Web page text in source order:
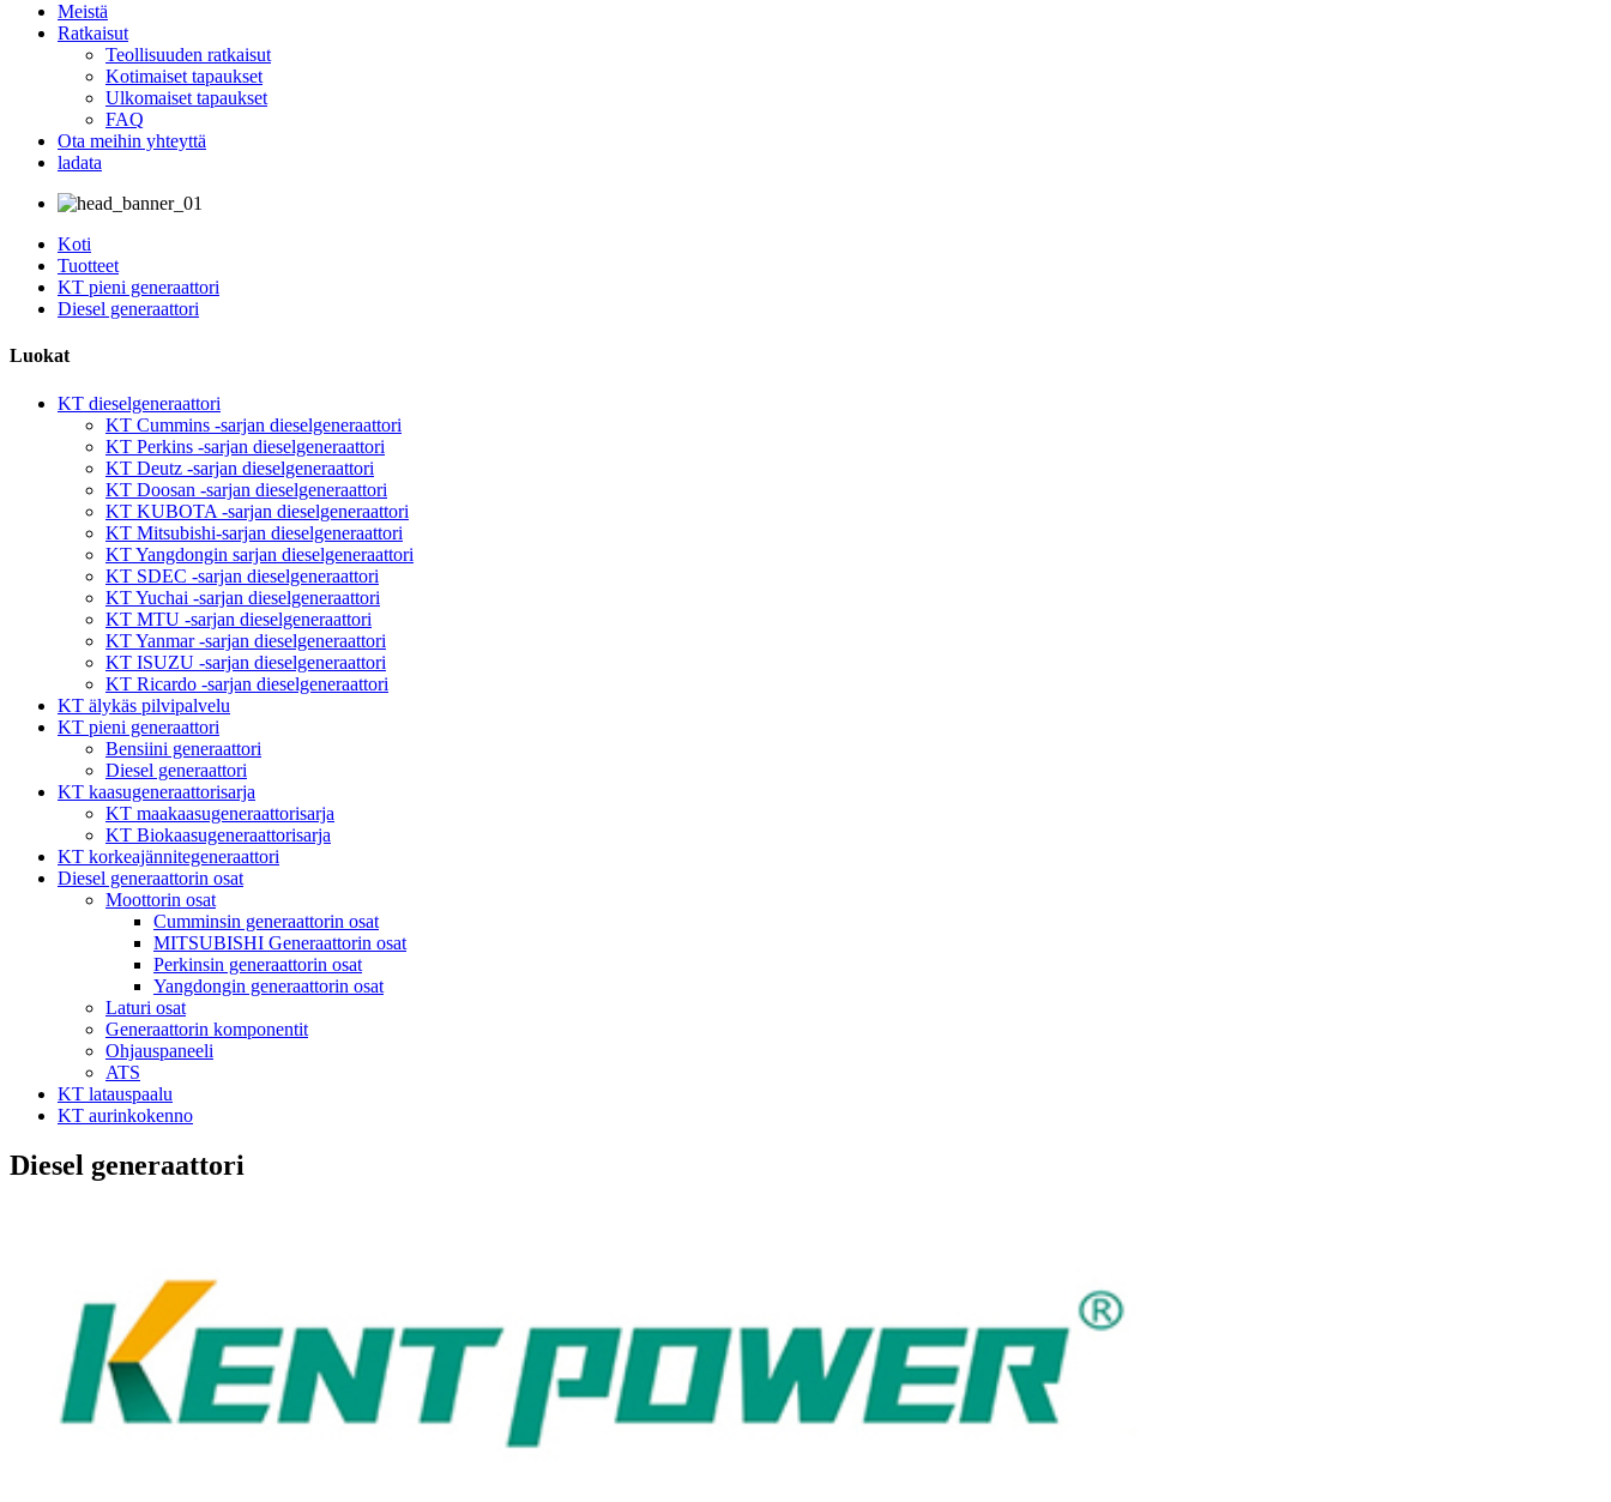
Meistä
Ratkaisut
Teollisuuden ratkaisut
Kotimaiset tapaukset
Ulkomaiset tapaukset
FAQ
Ota meihin yhteyttä
ladata
Koti
Tuotteet
KT pieni generaattori
Diesel generaattori
Luokat
KT dieselgeneraattori
KT Cummins -sarjan dieselgeneraattori
KT Perkins -sarjan dieselgeneraattori
KT Deutz -sarjan dieselgeneraattori
KT Doosan -sarjan dieselgeneraattori
KT KUBOTA -sarjan dieselgeneraattori
KT Mitsubishi-sarjan dieselgeneraattori
KT Yangdongin sarjan dieselgeneraattori
KT SDEC -sarjan dieselgeneraattori
KT Yuchai -sarjan dieselgeneraattori
KT MTU -sarjan dieselgeneraattori
KT Yanmar -sarjan dieselgeneraattori
KT ISUZU -sarjan dieselgeneraattori
KT Ricardo -sarjan dieselgeneraattori
KT älykäs pilvipalvelu
KT pieni generaattori
Bensiini generaattori
Diesel generaattori
KT kaasugeneraattorisarja
KT maakaasugeneraattorisarja
KT Biokaasugeneraattorisarja
KT korkeajännitegeneraattori
Diesel generaattorin osat
Moottorin osat
Cumminsin generaattorin osat
MITSUBISHI Generaattorin osat
Perkinsin generaattorin osat
Yangdongin generaattorin osat
Laturi osat
Generaattorin komponentit
Ohjauspaneeli
ATS
KT latauspaalu
KT aurinkokenno
Diesel generaattori